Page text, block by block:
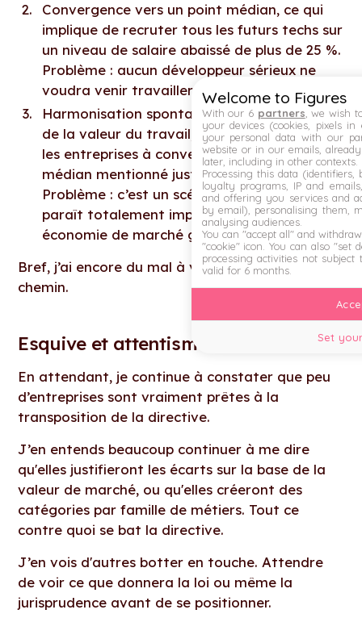
Convergence vers un point médian, ce qui
implique de recruter tous les futurs techs sur
un niveau de salaire abaissé de plus de 25 %.
Problème : aucun développeur sérieux ne
voudra venir travailler chez vous.
Harmonisation spontanée du marché autour
de la valeur du travail, qui mènerait toutes
les entreprises à converger vers ce point
médian mentionné juste au-dessus...
Problème : c’est un scénario magique qui
paraît totalement impossible dans une
économie de marché globalisée.
Bref, j’ai encore du mal à voir se dessiner le
chemin.
Esquive et attentisme
En attendant, je continue à constater que peu
d’entreprises sont vraiment prêtes à la
transposition de la directive.
J’en entends beaucoup continuer à me dire
qu'elles justifieront les écarts sur la base de la
valeur de marché, ou qu'elles créeront des
catégories par famille de métiers. Tout ce
contre quoi se bat la directive.
J’en vois d'autres botter en touche. Attendre
de voir ce que donnera la loi ou même la
jurisprudence avant de se positionner.
Welcome to Figures
With our 6 partners , we wish
your devices (cookies, pixels
your personal data with our
website or in our emails,
later, including in other contexts.
Processing this data (identifiers,
loyalty programs, IP and
and offering you services and
by email), personalising them,
analysing audiences.
You can "accept all" and
"cookie" icon . You can also "set
processing activities not subject
valid for 6 months.
Set